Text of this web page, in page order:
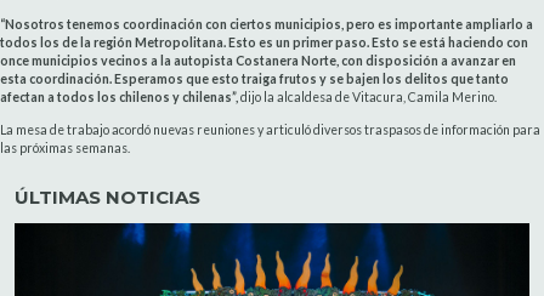
“Nosotros tenemos coordinación con ciertos municipios, pero es importante ampliarlo a
todos los de la región Metropolitana. Esto es un primer paso. Esto se está haciendo con
once municipios vecinos a la autopista Costanera Norte, con disposición a avanzar en
esta coordinación. Esperamos que esto traiga frutos y se bajen los delitos que tanto
afectan a todos los chilenos y chilenas”, dijo la alcaldesa de Vitacura, Camila Merino.
La mesa de trabajo acordó nuevas reuniones y articuló diversos traspasos de información para
las próximas semanas.
ÚLTIMAS NOTICIAS